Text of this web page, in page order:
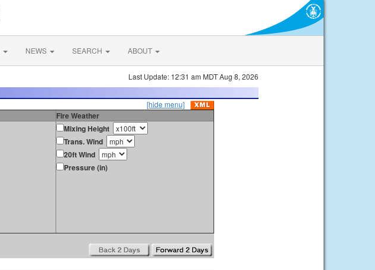
NEWS SEARCH ABOUT
Last Update: 12:31 am MDT Aug 8, 2026
[hide menu]
Fire Weather
Mixing Height
Trans. Wind
20ft Wind
Pressure (in)